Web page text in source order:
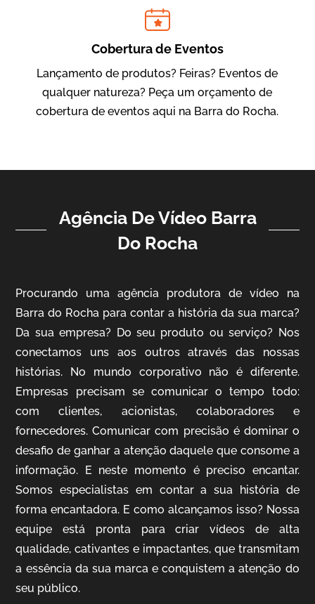
IBCC
Vídeo Institucional
Vídeo Institucional
IQVIA
Cobertura de Eventos
Cobertura de Eventos
Lançamento de produtos? Feiras? Eventos de
qualquer natureza? Peça um orçamento de
cobertura de eventos aqui na Barra do Rocha.
Agência De Vídeo Barra
Do Rocha
Procurando uma agência produtora de vídeo na
Barra do Rocha para contar a história da sua marca?
Da sua empresa? Do seu produto ou serviço? Nos
conectamos uns aos outros através das nossas
histórias. No mundo corporativo não é diferente.
Empresas precisam se comunicar o tempo todo:
com clientes, acionistas, colaboradores e
fornecedores. Comunicar com precisão é dominar o
desafio de ganhar a atenção daquele que consome a
informação. E neste momento é preciso encantar.
Somos especialistas em contar a sua história de
forma encantadora. E como alcançamos isso? Nossa
equipe está pronta para criar vídeos de alta
qualidade, cativantes e impactantes, que transmitam
a essência da sua marca e conquistem a atenção do
seu público.